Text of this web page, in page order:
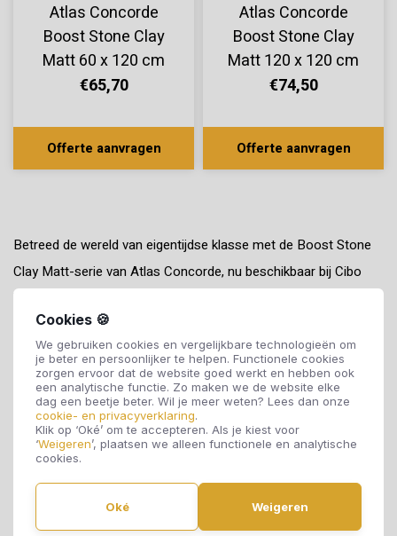
Cookies 🍪
We gebruiken cookies en vergelijkbare technologieën om
je beter en persoonlijker te helpen. Functionele cookies
zorgen ervoor dat de website goed werkt en hebben ook
een analytische functie. Zo maken we de website elke
dag een beetje beter. Wil je meer weten? Lees dan onze
cookie- en privacyverklaring.
Klik op ‘Oké’ om te accepteren. Als je kiest voor
‘Weigeren’, plaatsen we alleen functionele en analytische
cookies.
Oké Weigeren
Atlas Concorde
Boost Stone Clay
Matt 60 x 120 cm
€65,70
Offerte aanvragen
Atlas Concorde
Boost Stone Clay
Matt 120 x 120 cm
€74,50
Offerte aanvragen
Betreed de wereld van eigentijdse klasse met de Boost Stone
Clay Matt-serie van Atlas Concorde, nu beschikbaar bij Cibo
natuurlijke uitstraling van steen met een matte afwerking,
waardoor een tijdloze en verfijnde esthetiek ontstaat.
De Boost Stone Clay Matt-tegels onderscheiden zich door hun
kenmerkende kleurenpalet en textuur, die de warmte en
authentieke charme van natuurlijke klei weerspiegelen. De matte
afwerking voegt een eigentijdse touch toe, waardoor deze
tegels perfect zijn voor diverse interieurstijlen. Atlas Concorde
staat bekend om zijn toewijding aan kwaliteit, en de Boost